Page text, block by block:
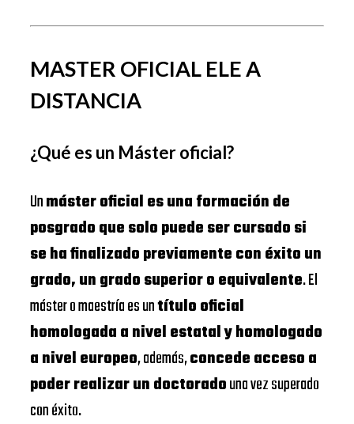
MASTER OFICIAL ELE A
DISTANCIA
¿Qué es un Máster oficial?
Unmáster oficial es una formación de
posgrado que solo puede ser cursado si
se ha finalizado previamente con éxito un
grado, un grado superior o equivalente. El
máster o maestría es untítulo oficial
homologada a nivel estatal y homologado
a nivel europeo, además,concede acceso a
poder realizar un doctoradouna vez superado
con éxito.